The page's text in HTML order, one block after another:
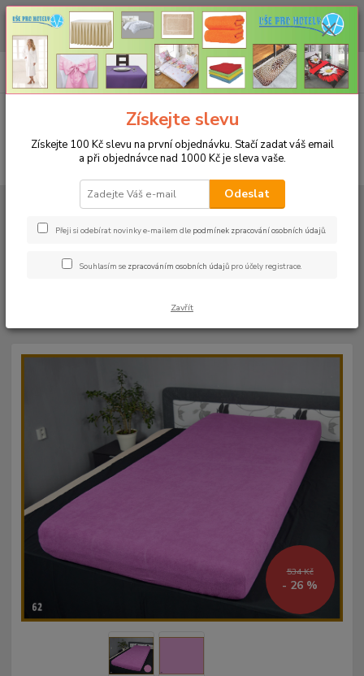
CHCETE NAKOUPIT VĚTŠÍ MNOŽSTVÍ NAŠICH PRODUKTŮ ZA LEPŠÍ
CENU? Klikněte ZDE
CZK
+420 773 794 023
Pondělí-pátek 9-16 hodin
0ks
za0 Kč
PROSTĚRADLA
Bavlněné prostěradla JERSEY s gumou - 45 barev
62 tmavě růžová
Bavlněné prostěradlo JERSEY
534 Kč
- 26 %
Získejte slevu
Získejte 100 Kč slevu na první objednávku. Stačí zadat váš email
a při objednávce nad 1000 Kč je sleva vaše.
Odeslat
Přeji si odebírat novinky e-mailem dle podmínek zpracování osobních údajů.
Souhlasím se zpracováním osobních údajů pro účely registrace.
Zavřít